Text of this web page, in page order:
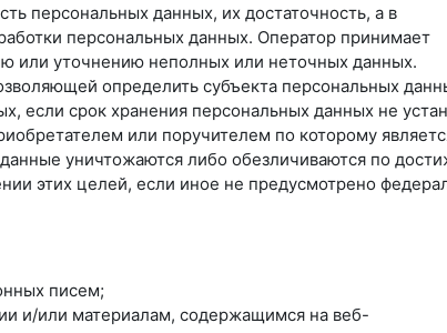
персональных данных, их достаточность, а в
персональных данных. Оператор принимает
или уточнению неполных или неточных данных.
определить субъекта персональных
если срок хранения персональных данных не
или поручителем по которому
уничтожаются либо обезличиваются по
этих целей, если иное не предусмотрено
писем;
и/или материалам, содержащимся на веб-